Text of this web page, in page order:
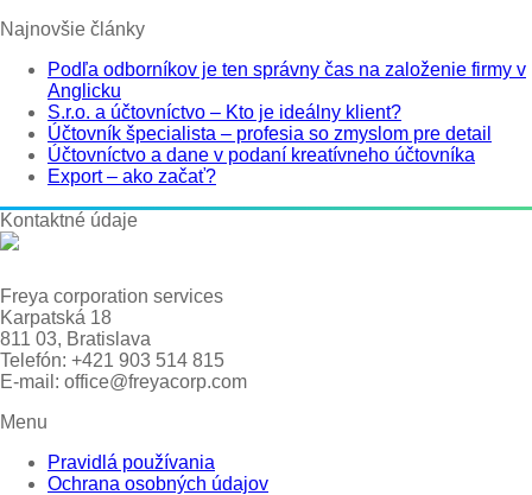
Najnovšie články
Podľa odborníkov je ten správny čas na založenie firmy v
Anglicku
S.r.o. a účtovníctvo – Kto je ideálny klient?
Účtovník špecialista – profesia so zmyslom pre detail
Účtovníctvo a dane v podaní kreatívneho účtovníka
Export – ako začať?
Kontaktné údaje
Freya corporation services
Karpatská 18
811 03, Bratislava
Telefón: +421 903 514 815
E-mail: office@freyacorp.com
Menu
Pravidlá používania
Ochrana osobných údajov